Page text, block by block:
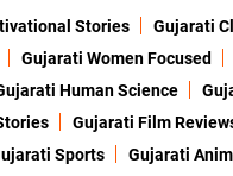
Stories Gujarati
Gujarati Women Focused
Human Science
Gujarati Film
Sports Gujarati